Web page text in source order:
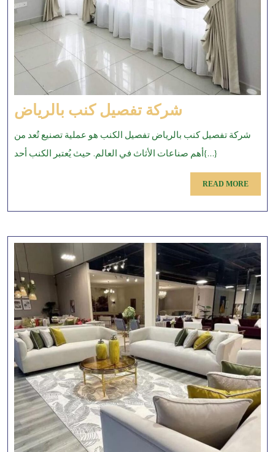
شركة تفصيل كنب بالرياض
تفصيل
كنب
بالرياض
شركة تفصيل كنب بالرياض تفصيل الكنب هو عملية تصنيع تُعد من
أهم صناعات الأثاث في العالم. حيث يُعتبر الكنب أحد{...}
READ MOREREAD
MORE